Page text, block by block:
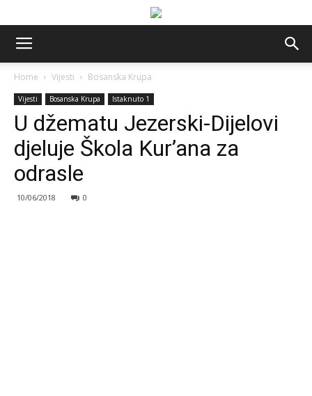
Home Vijesti Bosanska Krupa
Vijesti Bosanska Krupa Istaknuto 1
U džematu Jezerski-Dijelovi
djeluje Škola Kur’ana za
odrasle
10/06/2018 0